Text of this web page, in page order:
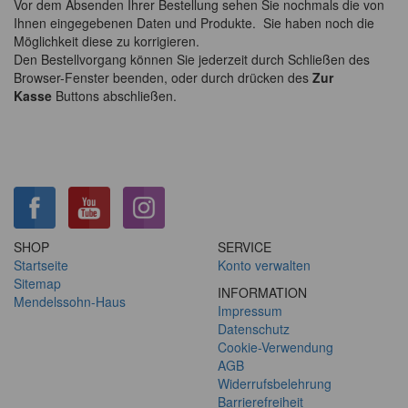
Vor dem Absenden Ihrer Bestellung sehen Sie nochmals die von
Ihnen eingegebenen Daten und Produkte. Sie haben noch die
Möglichkeit diese zu korrigieren.
Den Bestellvorgang können Sie jederzeit durch Schließen des
Browser-Fenster beenden, oder durch drücken des Zur
Kasse Buttons abschließen.
SHOP
Startseite
Sitemap
Mendelssohn-Haus
SERVICE
Konto verwalten
INFORMATION
Impressum
Datenschutz
Cookie-Verwendung
AGB
Widerrufsbelehrung
Barrierefreiheit